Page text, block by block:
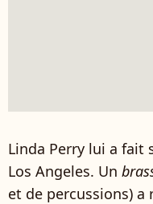
Linda Perry lui a fait
Los Angeles. Un
et de percussions)